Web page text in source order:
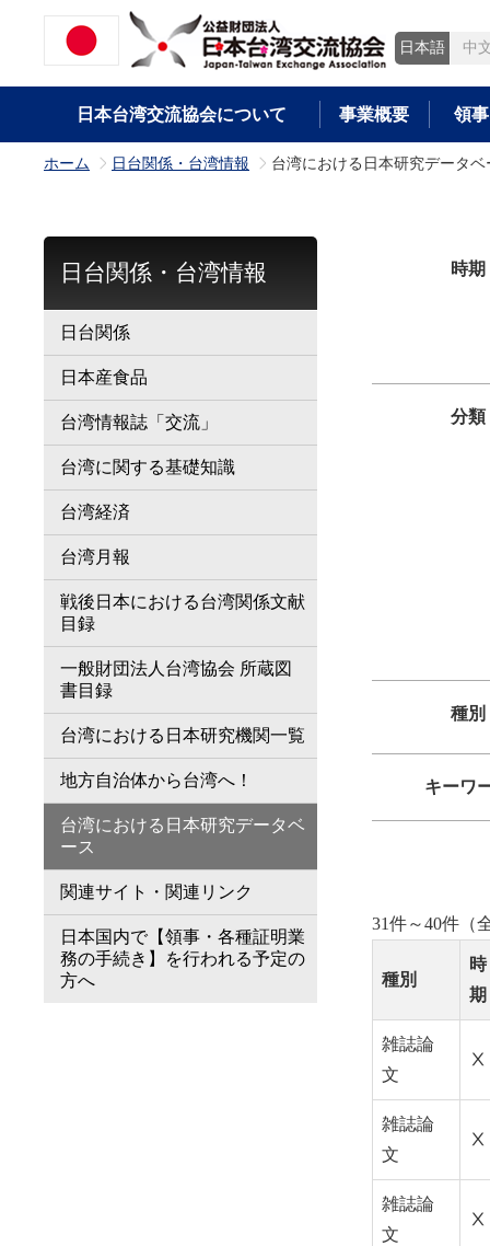
日本語 中
日本台湾交流協会について 事業概要 領
ホーム >
日台関係・台湾情報 >
台湾における日本研究データベ
時期
分類
種別
キーワ
31件～40件（
種別
時
期
雑誌論
文
Ⅹ
雑誌論
文
Ⅹ
雑誌論
文
Ⅹ
日台関係・台湾情報
日台関係
日本産食品
台湾情報誌「交流」
台湾に関する基礎知識
台湾経済
台湾月報
戦後日本における台湾関係文献
目録
一般財団法人台湾協会 所蔵図
書目録
台湾における日本研究機関一覧
地方自治体から台湾へ！
台湾における日本研究データベ
ース
関連サイト・関連リンク
日本国内で【領事・各種証明業
務の手続き】を行われる予定の
方へ